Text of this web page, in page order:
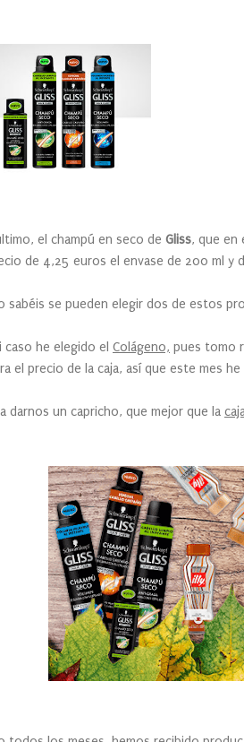
el champú en seco de Gliss, que en
de 4,25 euros el envase de 200 ml y
sabéis se pueden elegir dos de estos
caso he elegido el Colágeno, pues tomo
el precio de la caja, así que este mes
darnos un capricho, que mejor que la